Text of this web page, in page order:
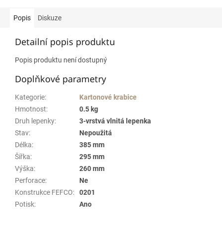
Popis Diskuze
Detailní popis produktu
Popis produktu není dostupný
Doplňkové parametry
Kategorie:
Kartonové krabice
Hmotnost:
0.5 kg
Druh lepenky:
3-vrstvá vlnitá lepenka
Stav:
Nepoužitá
Délka:
385 mm
Šířka:
295 mm
Výška:
260 mm
Perforace:
Ne
Konstrukce FEFCO:
0201
Potisk: Ano